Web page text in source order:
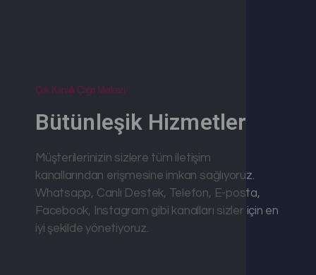
Çok Kanallı Çağrı Merkezi
Bütünleşik Hizmetler
Müşterilerinizin sizlere tüm iletişim
kanallarından erişmesine imkan sağlıyoruz.
Whatsapp, Canlı Destek, Telefon, E-posta,
Facebook, Instagram gibi kanalları sizler için en
iyi şekilde yönetiyoruz.